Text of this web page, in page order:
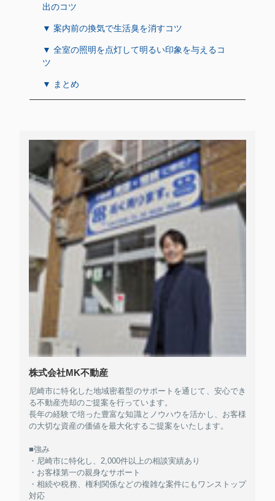
出のコツ
▼ 案内前の換気で生活臭を消すコツ
▼ 全室の照明を点灯して明るい印象を与えるコ
ツ
▼ まとめ
株式会社MK不動産
尼崎市に特化した地域密着型のサポートを通じて、安心でき
る不動産売却のご提案を行っています。
長年の経験で培った豊富な知識とノウハウを活かし、お客様
の大切な資産の価値を最大化するご提案をいたします。
■強み
・尼崎市に特化し、2,000件以上の相談実績あり
・お客様第一の親身なサポート
・相続や税務、権利関係などの複雑な案件にもワンストップ
対応